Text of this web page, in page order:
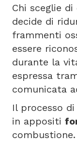
Chi sceglie
decide di
frammenti
essere
durante la
espressa
comunicata
Il processo
in appositi
combustione.